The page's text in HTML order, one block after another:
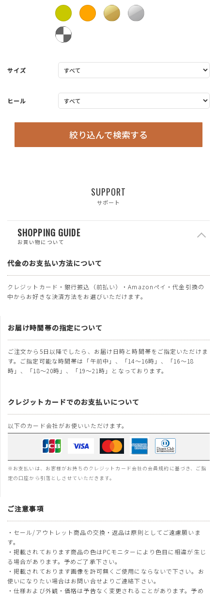
サイズ
ヒール
絞り込んで検索する
SUPPORT
サポート
SHOPPING GUIDE
お買い物について
代金のお支払い方法について
クレジットカード・銀行振込（前払い）・Amazonペイ・代金引換の
中からお好きな決済方法をお選びいただけます。
お届け時間帯の指定について
ご注文から5日以降でしたら、お届け日時と時間帯をご指定いただけま
す。ご指定可能な時間帯は「午前中」、「14～16時」、「16～18
時」、「18～20時」、「19～21時」となっております。
クレジットカードでのお支払いについて
以下のカード会社がお使いいただけます。
※お支払いは、お客様がお持ちのクレジットカード会社の会員規約に基づき、ご指
定の口座から引落としさせていただきます。
ご注意事項
・セール/アウトレット商品の交換・返品は原則としてご遠慮願いま
す。
・掲載されております商品の色はPCモニターにより色目に相違が生じ
る場合があります。予めご了承下さい。
・掲載されております画像を許可無くご使用にならないで下さい。お
使いになりたい場合はお問い合せよりご連絡下さい。
・仕様および外観・価格は予告なく変更されることがあります。予め